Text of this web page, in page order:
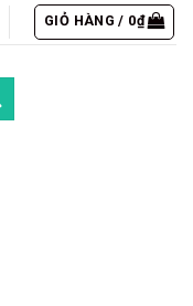
GIỎ HÀNG / 0₫